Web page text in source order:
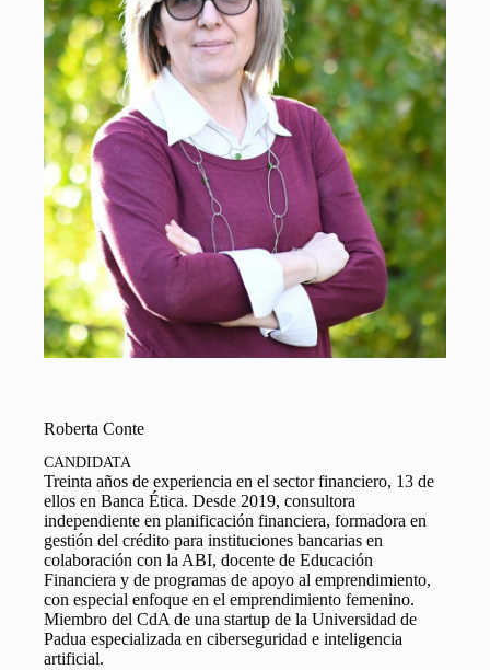
Roberta Conte
CANDIDATA
Treinta años de experiencia en el sector financiero, 13 de
ellos en Banca Ética. Desde 2019, consultora
independiente en planificación financiera, formadora en
gestión del crédito para instituciones bancarias en
colaboración con la ABI, docente de Educación
Financiera y de programas de apoyo al emprendimiento,
con especial enfoque en el emprendimiento femenino.
Miembro del CdA de una startup de la Universidad de
Padua especializada en ciberseguridad e inteligencia
artificial.